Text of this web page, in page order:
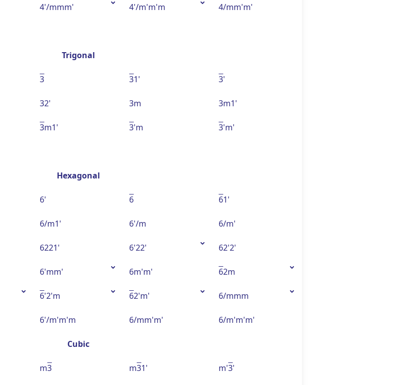
4'/mmm' 4'/m'm'm 4/mm'm'
Trigonal
3 31' 3'
32' 3m 3m1'
3m1' 3'm 3'm'
Hexagonal
6' 6 61'
6/m1' 6'/m 6/m'
6221' 6'22' 62'2'
6'mm' 6m'm' 62m
6'2'm 62'm' 6/mmm
6'/m'm'm 6/mm'm' 6/m'm'm'
Cubic
m3 m31' m'3'